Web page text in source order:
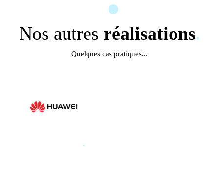
Nos autres réalisations.
Quelques cas pratiques...
.